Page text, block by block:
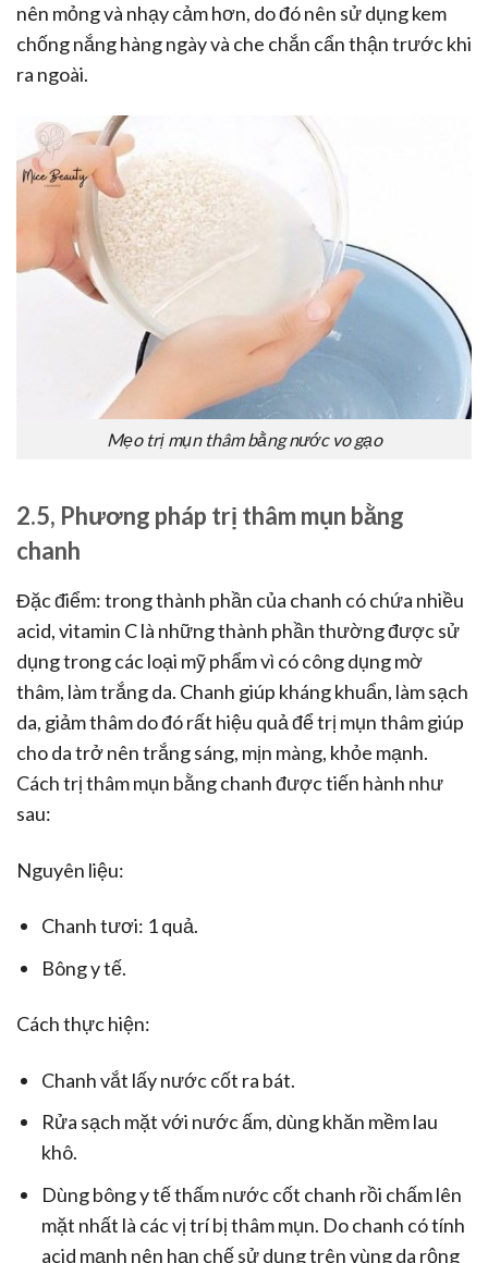
nên mỏng và nhạy cảm hơn, do đó nên sử dụng kem
chống nắng hàng ngày và che chắn cẩn thận trước khi
ra ngoài.
Mẹo trị mụn thâm bằng nước vo gạo
2.5, Phương pháp trị thâm mụn bằng
chanh
Đặc điểm: trong thành phần của chanh có chứa nhiều
acid, vitamin C là những thành phần thường được sử
dụng trong các loại mỹ phẩm vì có công dụng mờ
thâm, làm trắng da. Chanh giúp kháng khuẩn, làm sạch
da, giảm thâm do đó rất hiệu quả để trị mụn thâm giúp
cho da trở nên trắng sáng, mịn màng, khỏe mạnh.
Cách trị thâm mụn bằng chanh được tiến hành như
sau:
Nguyên liệu:
Chanh tươi: 1 quả.
Bông y tế.
Cách thực hiện:
Chanh vắt lấy nước cốt ra bát.
Rửa sạch mặt với nước ấm, dùng khăn mềm lau
khô.
Dùng bông y tế thấm nước cốt chanh rồi chấm lên
mặt nhất là các vị trí bị thâm mụn. Do chanh có tính
acid mạnh nên hạn chế sử dụng trên vùng da rộng